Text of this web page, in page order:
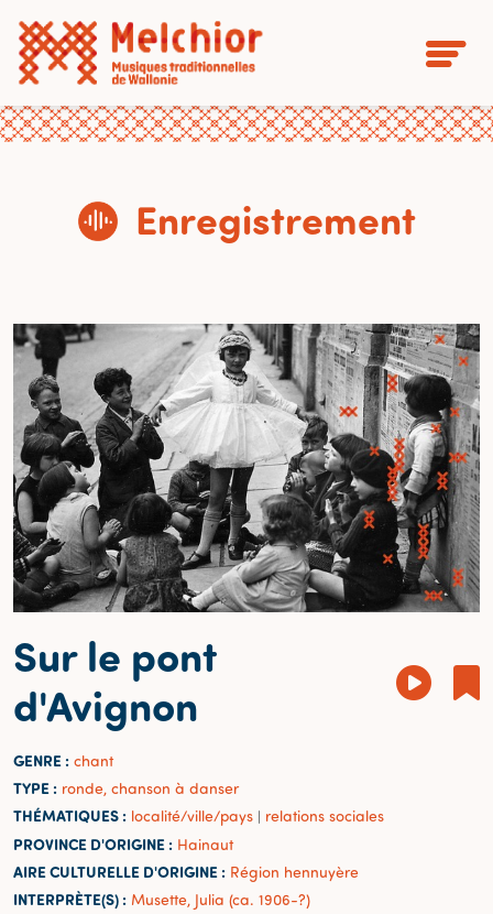
Enregistrement
Sur le pont
d'Avignon
GENRE : chant
TYPE : ronde, chanson à danser
THÉMATIQUES : localité/ville/pays | relations sociales
PROVINCE D'ORIGINE : Hainaut
AIRE CULTURELLE D'ORIGINE : Région hennuyère
INTERPRÈTE(S) : Musette, Julia (ca. 1906-?)